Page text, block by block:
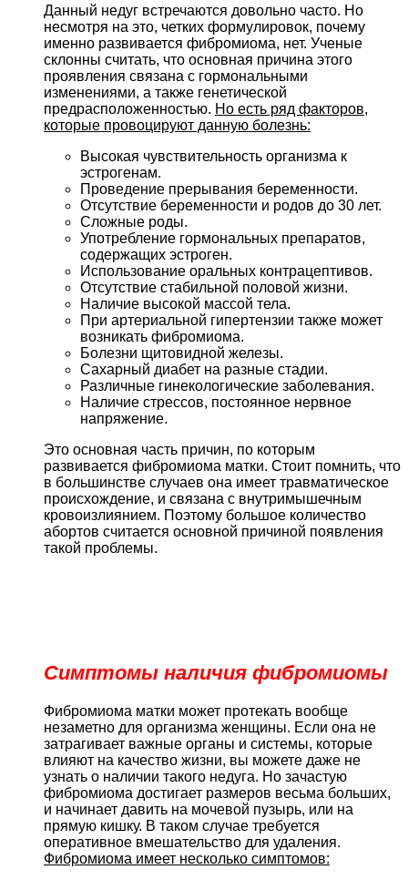
Данный недуг встречаются довольно часто. Но
несмотря на это, четких формулировок, почему
именно развивается фибромиома, нет. Ученые
склонны считать, что основная причина этого
проявления связана с гормональными
изменениями, а также генетической
предрасположенностью. Но есть ряд факторов,
которые провоцируют данную болезнь:
Высокая чувствительность организма к
эстрогенам.
Проведение прерывания беременности.
Отсутствие беременности и родов до 30 лет.
Сложные роды.
Употребление гормональных препаратов,
содержащих эстроген.
Использование оральных контрацептивов.
Отсутствие стабильной половой жизни.
Наличие высокой массой тела.
При артериальной гипертензии также может
возникать фибромиома.
Болезни щитовидной железы.
Сахарный диабет на разные стадии.
Различные гинекологические заболевания.
Наличие стрессов, постоянное нервное
напряжение.
Это основная часть причин, по которым
развивается фибромиома матки. Стоит помнить, что
в большинстве случаев она имеет травматическое
происхождение, и связана с внутримышечным
кровоизлиянием. Поэтому большое количество
абортов считается основной причиной появления
такой проблемы.
Симптомы наличия фибромиомы
Фибромиома матки может протекать вообще
незаметно для организма женщины. Если она не
затрагивает важные органы и системы, которые
влияют на качество жизни, вы можете даже не
узнать о наличии такого недуга. Но зачастую
фибромиома достигает размеров весьма больших,
и начинает давить на мочевой пузырь, или на
прямую кишку. В таком случае требуется
оперативное вмешательство для удаления.
Фибромиома имеет несколько симптомов: